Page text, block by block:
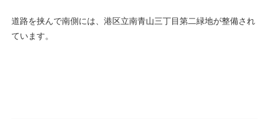
道路を挟んで南側には、港区立南青山三丁目第二緑地が整備され
ています。